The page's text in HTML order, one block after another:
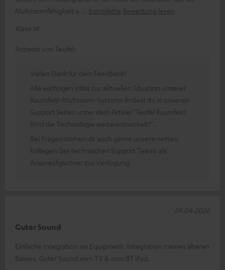
Multiroomfähigkeit u
Komplette Bewertung lesen
Klaus W.
Antwort von Teufel:
Vielen Dank für dein Feedback!
Alle wichtigen Infos zur aktuellen Situation unseres
Raumfeld-Multiroom-Systems findest du in unseren
Support Seiten unter dem Artikel "Teufel Raumfeld:
Wird die Technologie weiterentwickelt?".
Bei Fragen stehen dir auch gerne unsere netten
Kollegen des technischen Support Teams als
Ansprechpartner zur Verfügung.
Guter Sound
Einfache Integration ins Equipment. Integration meines älteren
Basses. Guter Sound vom TV & vom BT iPad.
24.04.2026